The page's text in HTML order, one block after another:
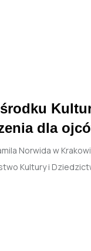
dla
Norwida w
Kultury i